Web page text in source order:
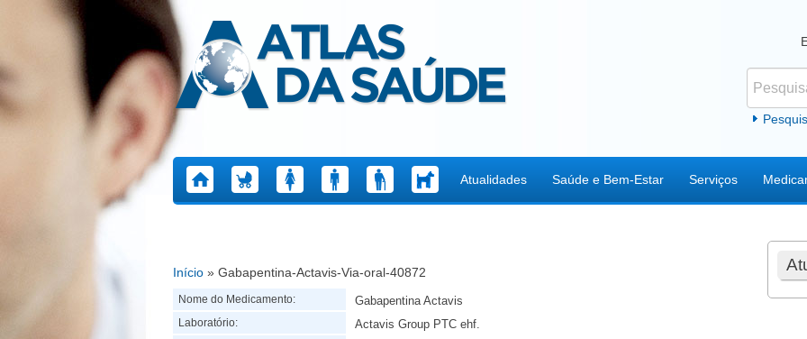
Atlas da Saúde
Atualidades Saúde e Bem-Estar Serviços
Está aqui
Início » Gabapentina-Actavis-Via-oral-40872
Nome do Medicamento: Gabapentina Actavis
Laboratório: Actavis Group PTC ehf.